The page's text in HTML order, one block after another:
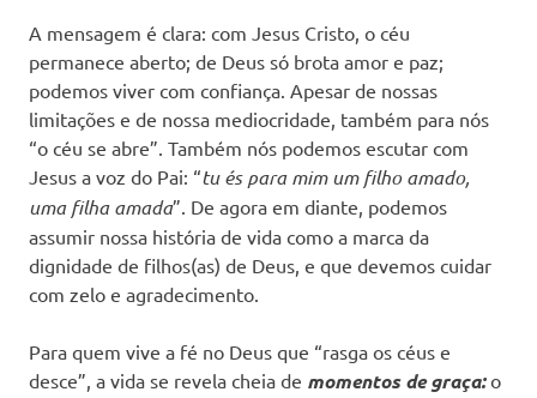
A mensagem é clara: com Jesus Cristo, o céu
permanece aberto; de Deus só brota amor e paz;
podemos viver com confiança. Apesar de nossas
limitações e de nossa mediocridade, também para nós
“o céu se abre”. Também nós podemos escutar com
Jesus a voz do Pai: “tu és para mim um filho amado,
uma filha amada”. De agora em diante, podemos
assumir nossa história de vida como a marca da
dignidade de filhos(as) de Deus, e que devemos cuidar
com zelo e agradecimento.
Para quem vive a fé no Deus que “rasga os céus e
desce”, a vida se revela cheia de momentos de graça:o